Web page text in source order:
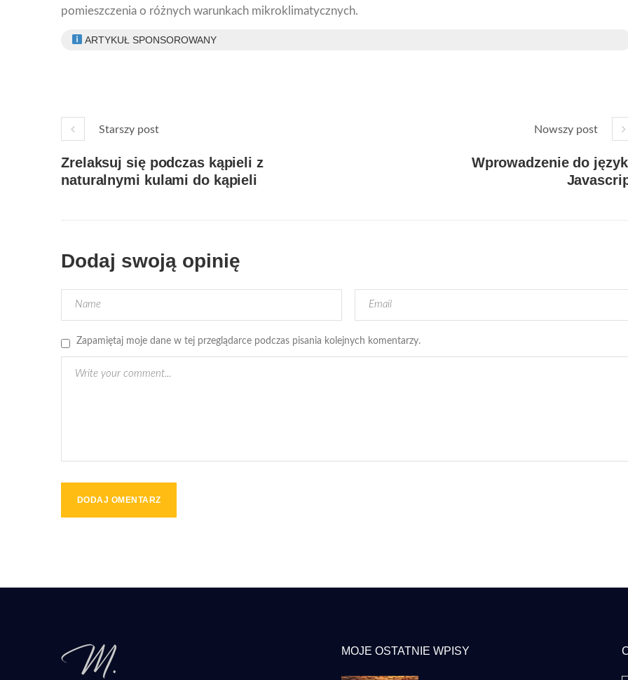
pomieszczenia o różnych warunkach mikroklimatycznych.
ARTYKUŁ SPONSOROWANY
Starszy post
Zrelaksuj się podczas kąpieli z
naturalnymi kulami do kąpieli
Nowszy post
Wprowadzenie do
Dodaj swoją opinię
Zapamiętaj moje dane w tej przeglądarce podczas pisania kolejnych komentarzy.
MOJE OSTATNIE WPISY